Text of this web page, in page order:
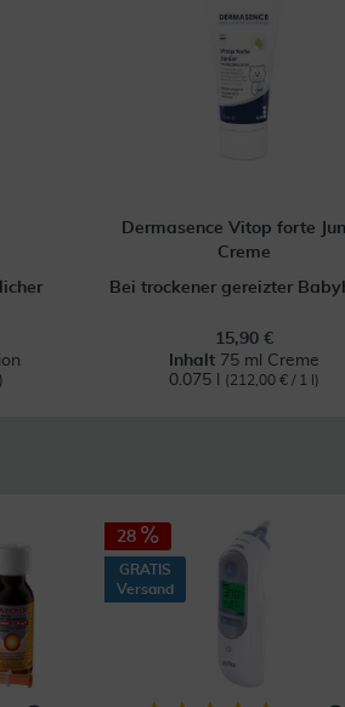
Dermasence Vitop forte
Creme
Bei trockener gereizter
15,90 €
Inhalt 75 ml Creme
0.075 l
(212,00 € / 1 l)
28
GRATIS
Versand